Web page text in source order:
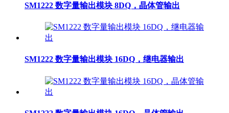
SM1222 数字量输出模块 8DQ，晶体管输出
SM1222 数字量输出模块 16DQ，继电器输出